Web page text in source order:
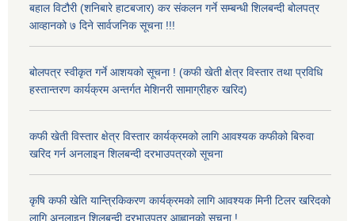
बहाल विटौरी (शनिबारे हाटबजार) कर संकलन गर्ने सम्बन्धी शिलबन्दी बोलपत्र
आव्हानको ७ दिने सार्वजनिक सूचना !!!
बोलपत्र स्वीकृत गर्ने आशयको सूचना ! (कफी खेती क्षेत्र विस्तार तथा प्रविधि
हस्तान्तरण कार्यक्रम अन्तर्गत मेशिनरी सामाग्रीहरु खरिद)
कफी खेती विस्तार क्षेत्र विस्तार कार्यक्रमको लागि आवश्यक कफीको बिरुवा
खरिद गर्न अनलाइन शिलबन्दी दरभाउपत्रको सूचना
कृषि कफी खेति यान्त्रिकिकरण कार्यक्रमको लागि आवश्यक मिनी टिलर खरिदको
लागि अनलाइन शिलबन्दी दरभाउपत्र आह्वानको सूचना !